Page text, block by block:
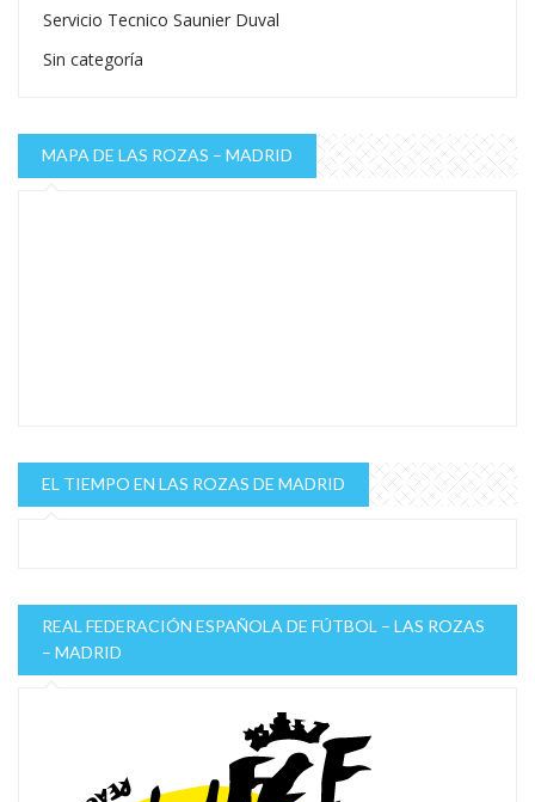
Servicio Tecnico Saunier Duval
Sin categoría
MAPA DE LAS ROZAS – MADRID
EL TIEMPO EN LAS ROZAS DE MADRID
REAL FEDERACIÓN ESPAÑOLA DE FÚTBOL – LAS ROZAS
– MADRID